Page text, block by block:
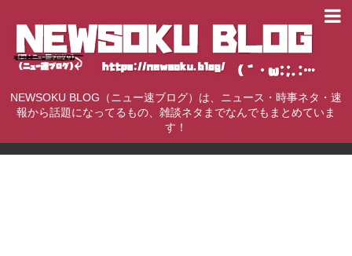
NEWSOKU BLOG（ニュー速ブログ）は、ニュース・時事ネタ・速
報から話題になってるもの、雑談ネタまでなんでもまとめていま
す！